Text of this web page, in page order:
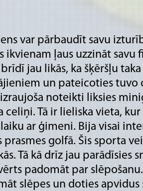
var pārbaudīt savu
ikvienam ļaus uzzināt savu
jau likās, ka šķēršļu
un pateicoties tuvo
noteikti liksies
celiņi. Tā ir lieliska vieta,
ar ģimeni. Bija visai
prasmes golfā. Šis sporta
Tā kā drīz jau parādīsies
padomāt par
slēpes un doties apvidus